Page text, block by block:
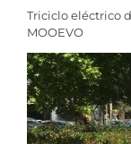
Triciclo eléctrico
MOOEVO